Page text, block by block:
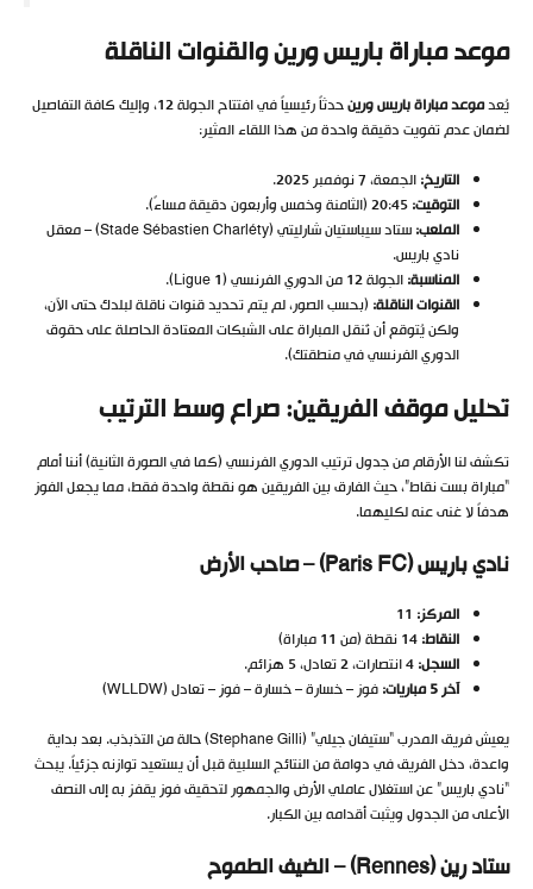
موعد مباراة باريس ورين والقنوات الناقلة
يُعدموعد مباراة باريس ورين
حدثاً رئيسياً في افتتاح الجولة 12، وإليك كافة التفاصيل
لضمان عدم تفويت دقيقة واحدة من هذا اللقاء المثير:
التاريخ:الجمعة، 7 نوفمبر 2025.
التوقيت:
الملعب:
ستاد سيباستيان شارليتي (Stade Sébastien Charléty) – معقل
نادي باريس.
المناسبة:الجولة 12 من الدوري الفرنسي (Ligue 1).
القنوات الناقلة: (بحسب الصور، لم يتم تحديد قنوات ناقلة لبلدك حتى الآن،
ولكن يُتوقع أن تُنقل المباراة على الشبكات المعتادة الحاصلة على حقوق
الدوري الفرنسي في منطقتك).
تحليل موقف الفريقين: صراع وسط الترتيب
تكشف لنا الأرقام من جدول ترتيب الدوري الفرنسي (كما في الصورة الثانية) أننا أمام
“مباراة بست نقاط”، حيث الفارق بين الفريقين هو نقطة واحدة فقط، مما يجعل الفوز
هدفاً لا غنى عنه لكليهما.
نادي باريس (Paris FC) – صاحب الأرض
المركز:
النقاط:
السجل:
آخر 5 مباريات:
فوز – خسارة – خسارة – فوز – تعادل (WLLDW)
يعيش فريق المدرب “ستيفان جيلي” (Stephane Gilli) حالة من التذبذب. بعد بداية
واعدة، دخل الفريق في دوامة من النتائج السلبية قبل أن يستعيد توازنه جزئياً. يبحث
“نادي باريس” عن استغلال عاملي الأرض والجمهور لتحقيق فوز يقفز به إلى النصف
الأعلى من الجدول ويثبت أقدامه بين الكبار.
ستاد رين (Rennes) – الضيف الطموح